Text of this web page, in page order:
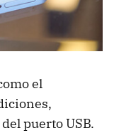
el
puerto USB.